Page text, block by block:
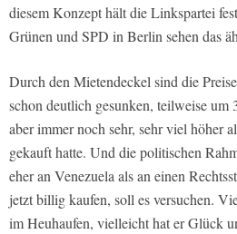
diesem Konzept hält die Linkspartei
Grünen und SPD in Berlin sehen das
Durch den Mietendeckel sind die
schon deutlich gesunken, teilweise um
aber immer noch sehr, sehr viel höher
gekauft hatte. Und die politischen
eher an Venezuela als an einen
jetzt billig kaufen, soll es versuchen.
im Heuhaufen, vielleicht hat er Glück